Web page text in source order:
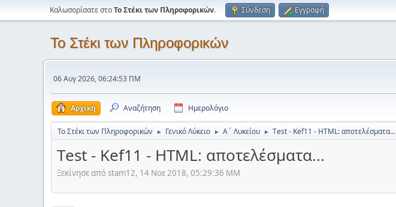
Καλωσορίσατε στοΤο Στέκι των Πληροφορικών. Σύνδεση Εγγραφή
Το Στέκι των Πληροφορικών
06 Αυγ 2026, 06:24:53 ΠΜ
Αρχική Αναζήτηση Ημερολόγιο
Το Στέκι των Πληροφορικών ► Γενικό Λύκειο ► Α΄ Λυκείου ► Τest - Kef11 - HTML: αποτελέσματα...
Τest - Kef11 - HTML: αποτελέσματα...
Ξεκίνησε από stam12, 14 Νοε 2018, 05:29:36 ΜΜ